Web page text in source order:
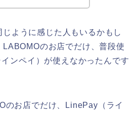
ように感じた人もいるかもし
のお店でだけ、普段使
ンペイ）が使えなかったんです
のお店でだけ、LinePay（ライ